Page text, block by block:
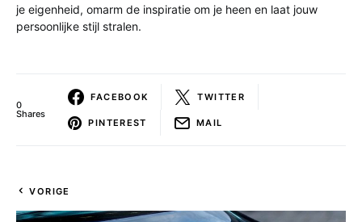
je eigenheid, omarm de inspiratie om je heen en laat jouw
persoonlijke stijl stralen.
0
Shares
FACEBOOK TWITTER
PINTEREST MAIL
VORIGE